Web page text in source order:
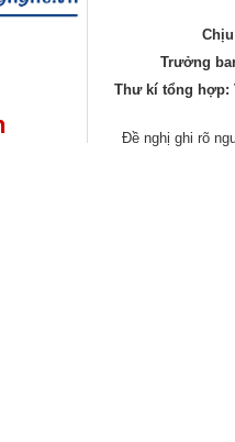
Trưởng
Thư kí tổng hợp:
Đề nghị ghi rõ